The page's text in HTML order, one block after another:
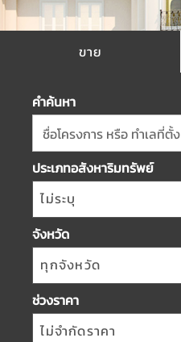
ขาย
คำค้นหา
ชื่อโครงการ หรือ ทำเลที่ตั้ง
ประเภทอสังหาริมทรัพย์
ไม่ระบุ
จังหวัด
ทุกจังหวัด
ช่วงราคา
ไม่จำกัดราคา